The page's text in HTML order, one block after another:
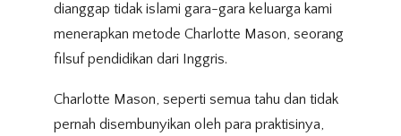
dianggap tidak islami gara-gara keluarga kami
menerapkan metode Charlotte Mason, seorang
filsuf pendidikan dari Inggris.
Charlotte Mason, seperti semua tahu dan tidak
pernah disembunyikan oleh para praktisinya,